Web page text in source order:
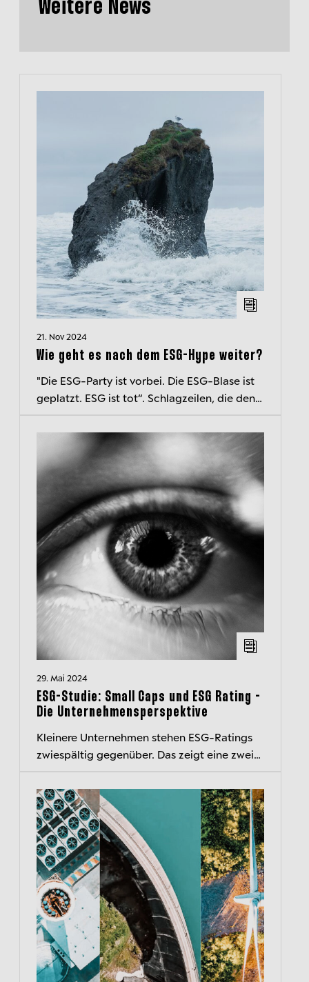
Weitere News
21. Nov 2024
Wie geht es nach dem ESG-Hype weiter?
"Die ESG-Party ist vorbei. Die ESG-Blase ist
geplatzt. ESG ist tot“. Schlagzeilen, die den
verkünden, sind ebenso vielfältig wie...
29. Mai 2024
ESG-Studie: Small Caps und ESG Rating -
Die Unternehmensperspektive
Kleinere Unternehmen stehen ESG-Ratings
zwiespältig gegenüber. Das zeigt eine zweite
Wealth and Asset Managements nach...